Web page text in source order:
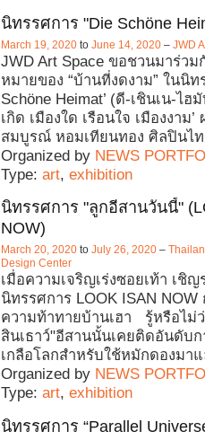
นิทรรศการ "Die Schöne
March 19, 2020 to June 14, 2020 – JWD
JWD Art Space ขอชวนมาร่ว
หมายของ “บ้านที่งดงาม” ในนิท
Schöne Heimat’ (ดี-เชินเน-ไฮ
เกิด เมืองใด เรือนใจ เมืองงาม’
สมบูรณ์ หอมเทียนทอง ศิลปินไ
Organized by NEWS
Type: art, exhibition
นิทรรศการ "ลูกอีสานวันนี้"
NOW)
March 20, 2020 to July 26, 2020 –
Design Center
เมื่อความเจริญเร่งซอยเท้า เชิญ
นิทรรศการ LOOK ISAN
ความท้าทายบ้านเฮา รู้หรือไม่ว่
สินเธาว์"อีสานนั้นเคยติดอันดับ
เกลือโลกสำหรับใช้หมักดองมา
Organized by NEWS
Type: art, exhibition
นิทรรศการ “Parallel